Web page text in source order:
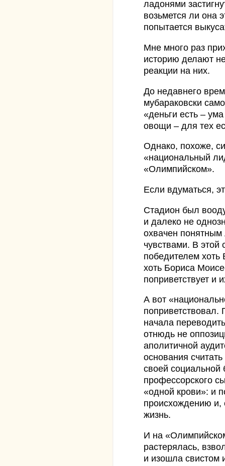
ладонями
возьмется ли она
попытается
Мне много раз
историю делают
реакции на них.
До недавнего
мубараковски
«деньги есть –
овощи – для тех
Однако, похоже,
«национальный
«Олимпийском».
Если вдуматься,
Стадион был
и далеко не
охвачен понятным
чувствами. В этой
победителем хоть
хоть Бориса
поприветствует и
А вот
начала
отнюдь не
аполитичной
основания
своей социальной
профессорского
«одной крови»: и
происхождению и,
жизнь.
И на
растерялась,
и изошла свистом